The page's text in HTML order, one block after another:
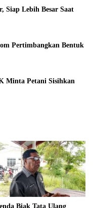
Siap Lebih Besar Saat
Pertimbangkan Bentuk
Minta Petani Sisihkan
Biak Tata Ulang